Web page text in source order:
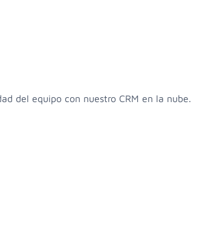
del equipo con nuestro CRM en la nube.